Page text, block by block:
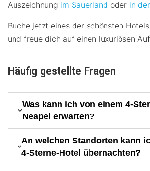
Auszeichnung im Sauerland oder in
Buche jetzt eines der schönsten
und freue dich auf einen luxuriösen
Häufig gestellte Fragen
Was kann ich von einem 4-
Neapel erwarten?
An welchen Standorten kann
4-Sterne-Hotel übernachten?